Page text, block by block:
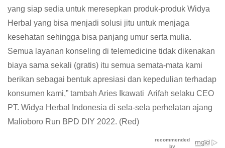
yang siap sedia untuk meresepkan produk-produk Widya
Herbal yang bisa menjadi solusi jitu untuk menjaga
kesehatan sehingga bisa panjang umur serta mulia.
Semua layanan konseling di telemedicine tidak dikenakan
biaya sama sekali (gratis) itu semua semata-mata kami
berikan sebagai bentuk apresiasi dan kepedulian terhadap
konsumen kami,” tambah Aries Ikawati Arifah selaku CEO
PT. Widya Herbal Indonesia di sela-sela perhelatan ajang
Malioboro Run BPD DIY 2022. (Red)